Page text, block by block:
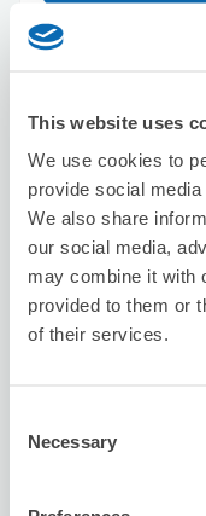
This website uses
We use cookies to
provide social
We also share
our social media,
may combine it with
provided to them or
of their services.
Selection
Necessary
restaurant
karaoke
从Ikebukuro站步行1
本日營業時間
09:00
5.0★★ ★★★
★★ ★★★2 則
店員親切，如果拿
到適合寄物櫃的人推